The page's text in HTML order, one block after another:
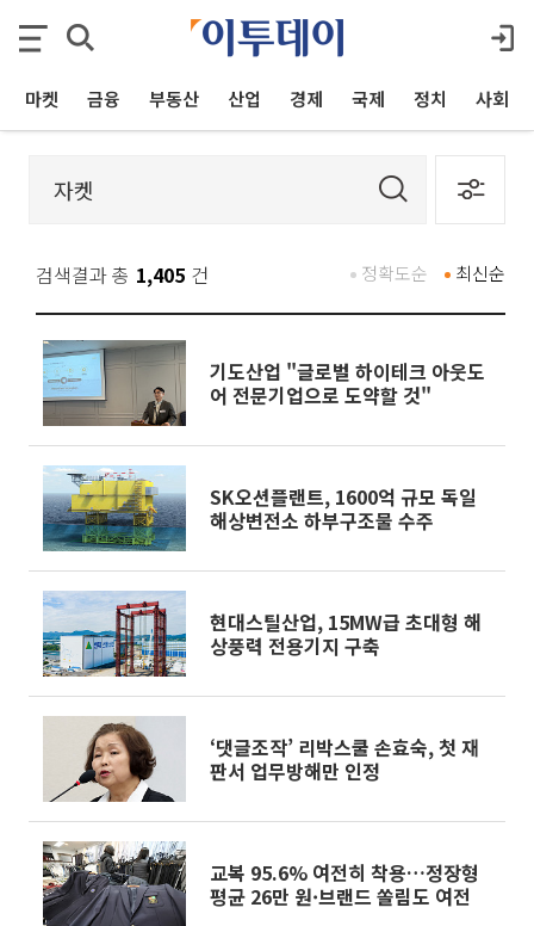
마켓 금융 부동산 산업 경제 국제 정치 사회
검색결과 총 1,405 건 최신순
정확도순
기도산업 "글로벌 하이테크 아웃도
어 전문기업으로 도약할 것"
SK오션플랜트, 1600억 규모 독일
해상변전소 하부구조물 수주
현대스틸산업, 15MW급 초대형 해
상풍력 전용기지 구축
‘댓글조작’ 리박스쿨 손효숙, 첫 재
판서 업무방해만 인정
교복 95.6% 여전히 착용…정장형
평균 26만 원·브랜드 쏠림도 여전